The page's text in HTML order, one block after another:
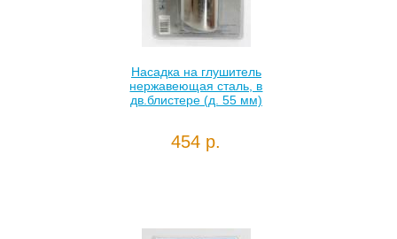
Насадка на глушитель
нержавеющая сталь, в
дв.блистере (д. 55 мм)
454 р.